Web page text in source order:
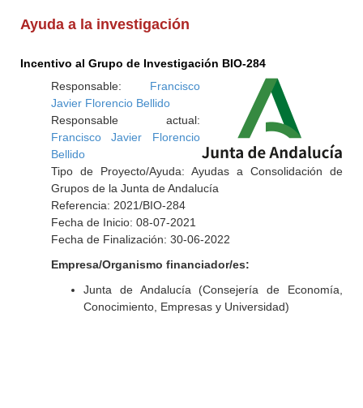
Ayuda a la investigación
Incentivo al Grupo de Investigación BIO-284
Responsable: Francisco
Javier Florencio Bellido
Responsable actual:
Francisco Javier Florencio
Bellido
Tipo de Proyecto/Ayuda: Ayudas a Consolidación de
Grupos de la Junta de Andalucía
Referencia: 2021/BIO-284
Fecha de Inicio: 08-07-2021
Fecha de Finalización: 30-06-2022
Empresa/Organismo financiador/es:
Junta de Andalucía (Consejería de Economía,
Conocimiento, Empresas y Universidad)